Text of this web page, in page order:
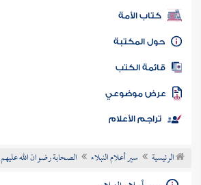
كتب PDF
كتاب الأمة
المكتبة
الكتب
موضوعي
تراجم الأعلام
الرئيسية سير أعلام النبلاء الصحابة رضوان الله عليهم